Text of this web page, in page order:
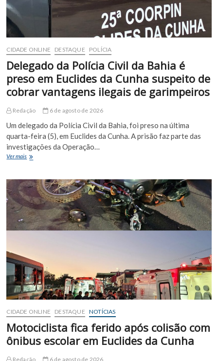
CIDADE ONLINE DESTAQUE POLÍCIA
Delegado da Polícia Civil da Bahia é
preso em Euclides da Cunha suspeito de
cobrar vantagens ilegais de garimpeiros
Redação 6 de agosto de 2026
Um delegado da Polícia Civil da Bahia, foi preso na última
quarta-feira (5), em Euclides da Cunha. A prisão faz parte das
investigações da Operação…
Ver maisDelegado
Civil
da
Bahia
é
preso
em
suspeito
de
cobrar
vantagens
ilegais
garimpeiros
CIDADE ONLINE DESTAQUE NOTÍCIAS
Motociclista fica ferido após colisão com
ônibus escolar em Euclides da Cunha
Redação 6 de agosto de 2026